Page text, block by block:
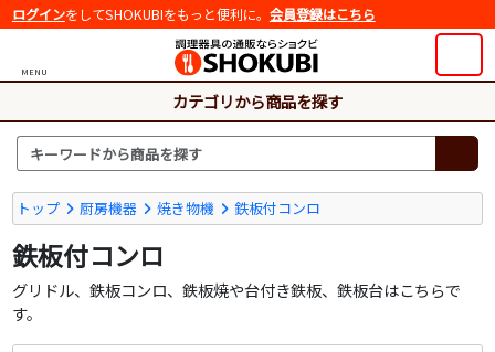
ログインをしてSHOKUBIをもっと便利に。 会員登録はこちら
MENU
カテゴリから商品を探す
トップ 厨房機器 焼き物機 鉄板付コンロ
鉄板付コンロ
グリドル、鉄板コンロ、鉄板焼や台付き鉄板、鉄板台はこちらで
す。